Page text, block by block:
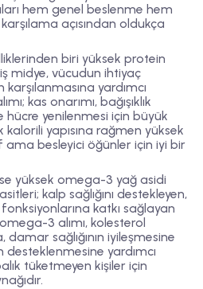
hem genel beslenme hem
açısından oldukça
biri yüksek protein
midye, vücudun ihtiyaç
yardımcı
kas onarımı, bağışıklık
hücre yenilenmesi için büyük
yapısına rağmen yüksek
besleyici öğünler için iyi bir
yüksek omega-3 yağ asidi
kalp sağlığını destekleyen,
katkı sağlayan
3 alımı, kolesterol
sağlığının iyileşmesine
yardımcı
tüketmeyen kişiler için